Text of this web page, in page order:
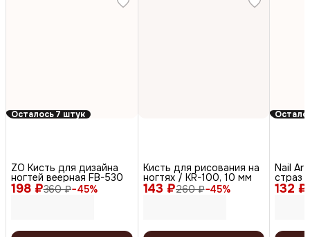
Осталось 7 штук
198 ₽360 ₽−45%
ZO Кисть для дизайна
ногтей веерная FB-530
143 ₽260 ₽−45%
Кисть для рисования на
ногтях / KR-100, 10 мм
132 ₽
Nail
страз